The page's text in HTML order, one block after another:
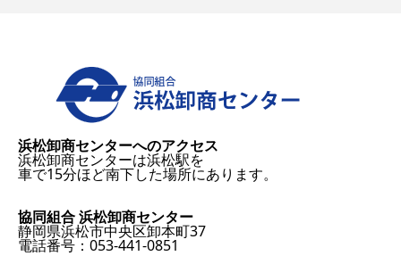
浜松卸商センターへのアクセス
浜松卸商センターは浜松駅を
車で15分ほど南下した場所にあります。
協同組合 浜松卸商センター
静岡県浜松市中央区卸本町37
電話番号：053-441-0851